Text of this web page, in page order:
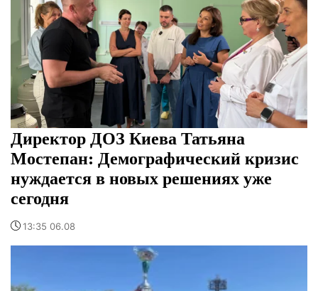
Директор ДОЗ Киева Татьяна
Мостепан: Демографический кризис
нуждается в новых решениях уже
сегодня
13:35 06.08